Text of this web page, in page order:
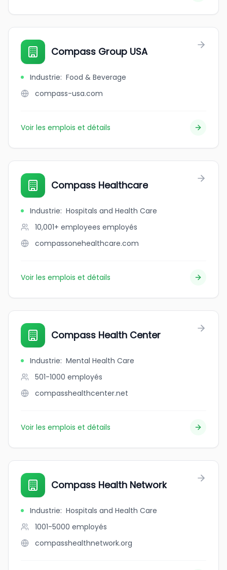
Compass Group USA
Industrie: Food & Beverage
compass-usa.com
Voir les emplois et détails
Compass Healthcare
Industrie: Hospitals and Health Care
10,001+ employees employés
compassonehealthcare.com
Voir les emplois et détails
Compass Health Center
Industrie: Mental Health Care
501-1000 employés
compasshealthcenter.net
Voir les emplois et détails
Compass Health Network
Industrie: Hospitals and Health Care
1001-5000 employés
compasshealthnetwork.org